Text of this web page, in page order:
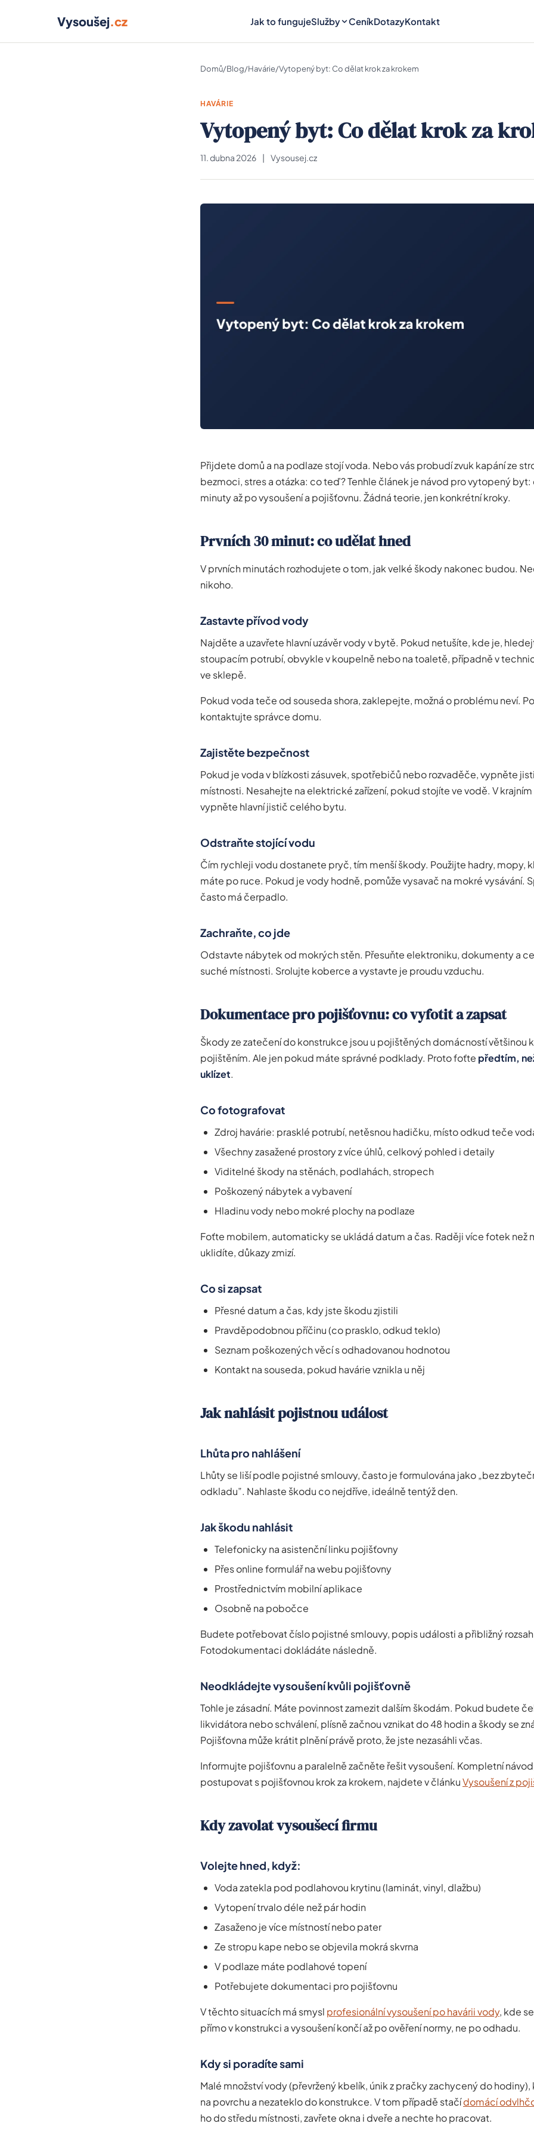
Vysoušej.cz Jak to fungujeSlužby CeníkDotazyKontakt
Domů/Blog/Havárie/Vytopený byt: Co dělat krok za krokem
HAVÁRIE
Vytopený byt: Co dělat krok za
11. dubna 2026 | Vysousej.cz
Přijdete domů a na podlaze stojí voda. Nebo vás probudí zvuk kapání ze
bezmoci, stres a otázka: co teď? Tenhle článek je návod pro vytopený byt:
minuty až po vysoušení a pojišťovnu. Žádná teorie, jen konkrétní kroky.
Prvních 30 minut: co udělat hned
V prvních minutách rozhodujete o tom, jak velké škody nakonec budou.
nikoho.
Zastavte přívod vody
Najděte a uzavřete hlavní uzávěr vody v bytě. Pokud netušíte, kde je,
stoupacím potrubí, obvykle v koupelně nebo na toaletě, případně v
ve sklepě.
Pokud voda teče od souseda shora, zaklepejte, možná o problému neví.
kontaktujte správce domu.
Zajistěte bezpečnost
Pokud je voda v blízkosti zásuvek, spotřebičů nebo rozvaděče, vypněte
místnosti. Nesahejte na elektrické zařízení, pokud stojíte ve vodě. V
vypněte hlavní jistič celého bytu.
Odstraňte stojící vodu
Čím rychleji vodu dostanete pryč, tím menší škody. Použijte hadry, mopy,
máte po ruce. Pokud je vody hodně, pomůže vysavač na mokré vysávání.
často má čerpadlo.
Zachraňte, co jde
Odstavte nábytek od mokrých stěn. Přesuňte elektroniku, dokumenty a
suché místnosti. Srolujte koberce a vystavte je proudu vzduchu.
Dokumentace pro pojišťovnu: co vyfotit a zapsat
Škody ze zatečení do konstrukce jsou u pojištěných domácností většinou
pojištěním. Ale jen pokud máte správné podklady. Proto foťte předtím,
uklízet.
Co fotografovat
Zdroj havárie: prasklé potrubí, netěsnou hadičku, místo odkud teče
Všechny zasažené prostory z více úhlů, celkový pohled i detaily
Viditelné škody na stěnách, podlahách, stropech
Poškozený nábytek a vybavení
Hladinu vody nebo mokré plochy na podlaze
Foťte mobilem, automaticky se ukládá datum a čas. Raději více fotek než
uklidíte, důkazy zmizí.
Co si zapsat
Přesné datum a čas, kdy jste škodu zjistili
Pravděpodobnou příčinu (co prasklo, odkud teklo)
Seznam poškozených věcí s odhadovanou hodnotou
Kontakt na souseda, pokud havárie vznikla u něj
Jak nahlásit pojistnou událost
Lhůta pro nahlášení
Lhůty se liší podle pojistné smlouvy, často je formulována jako „bez
odkladu”. Nahlaste škodu co nejdříve, ideálně tentýž den.
Jak škodu nahlásit
Telefonicky na asistenční linku pojišťovny
Přes online formulář na webu pojišťovny
Prostřednictvím mobilní aplikace
Osobně na pobočce
Budete potřebovat číslo pojistné smlouvy, popis události a přibližný
Fotodokumentaci dokládáte následně.
Neodkládejte vysoušení kvůli pojišťovně
Tohle je zásadní. Máte povinnost zamezit dalším škodám. Pokud budete
likvidátora nebo schválení, plísně začnou vznikat do 48 hodin a škody se
Pojišťovna může krátit plnění právě proto, že jste nezasáhli včas.
Informujte pojišťovnu a paralelně začněte řešit vysoušení. Kompletní
postupovat s pojišťovnou krok za krokem, najdete v článkuVysoušení z
Kdy zavolat vysoušecí firmu
Volejte hned, když:
Voda zatekla pod podlahovou krytinu (laminát, vinyl, dlažbu)
Vytopení trvalo déle než pár hodin
Zasaženo je více místností nebo pater
Ze stropu kape nebo se objevila mokrá skvrna
V podlaze máte podlahové topení
Potřebujete dokumentaci pro pojišťovnu
V těchto situacích má smysl profesionální vysoušení po havárii vody, kde
přímo v konstrukci a vysoušení končí až po ověření normy, ne po odhadu.
Kdy si poradíte sami
Malé množství vody (převržený kbelík, únik z pračky zachycený do hodiny),
na povrchu a nezateklo do konstrukce. V tom případě stačídomácí
ho do středu místnosti, zavřete okna i dveře a nechte ho pracovat.